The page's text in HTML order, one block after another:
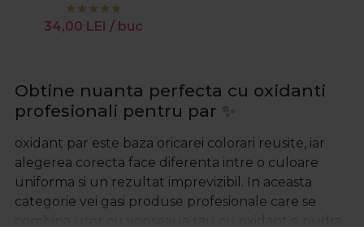
34,00 LEI / buc
Obtine nuanta perfecta cu oxidanti
profesionali pentru par ✨
oxidant par este baza oricarei colorari reusite, iar
alegerea corecta face diferenta intre o culoare
uniforma si un rezultat imprevizibil. In aceasta
categorie vei gasi produse profesionale care se